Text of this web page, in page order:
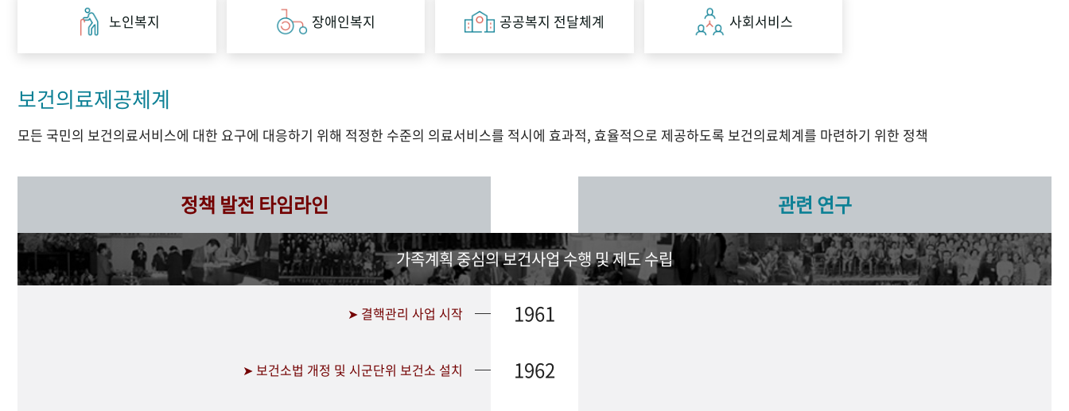
노인복지 장애인복지 공공복지 전달체계 사회서비스
보건의료제공체계
모든 국민의 보건의료서비스에 대한 요구에 대응하기 위해 적정한 수준의 의료서비스를 적시에 효과적, 효율적으로 제공하도록 보건의료체계를 마련하기 위한 정책
정책 발전 타임라인 관련 연구
가족계획 중심의 보건사업 수행 및 제도 수립
➤ 결핵관리 사업 시작 1961
➤ 보건소법 개정 및 시군단위 보건소 설치 1962